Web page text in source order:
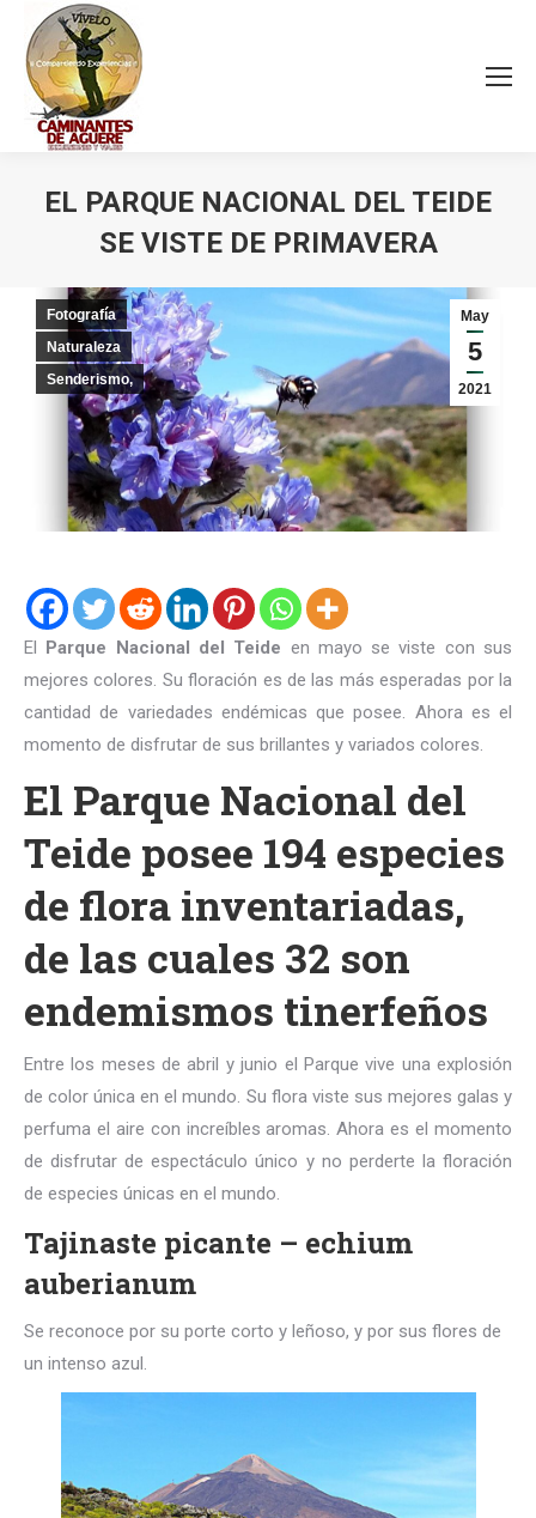
EL PARQUE NACIONAL DEL TEIDE
SE VISTE DE PRIMAVERA
May
5
2021
Fotografía
Naturaleza
Senderismo,
El Parque Nacional del Teide en mayo se viste con sus
mejores colores. Su floración es de las más esperadas por la
cantidad de variedades endémicas que posee. Ahora es el
momento de disfrutar de sus brillantes y variados colores.
El Parque Nacional del
Teide posee 194 especies
de flora inventariadas,
de las cuales 32 son
endemismos tinerfeños
Entre los meses de abril y junio el Parque vive una explosión
de color única en el mundo. Su flora viste sus mejores galas y
perfuma el aire con increíbles aromas. Ahora es el momento
de disfrutar de espectáculo único y no perderte la floración
de especies únicas en el mundo.
Tajinaste picante – echium
auberianum
Se reconoce por su porte corto y leñoso, y por sus flores de
un intenso azul.